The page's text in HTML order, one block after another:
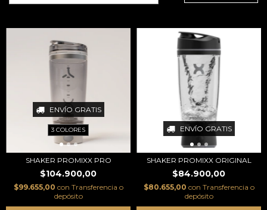
ENVÍO GRATIS
3 COLORES
SHAKER PROMIXX PRO
$104.900,00
$99.655,00 con Transferencia o
depósito
ENVÍO GRATIS
SHAKER PROMIXX ORIGINAL
$84.900,00
$80.655,00 con Transferencia o
depósito